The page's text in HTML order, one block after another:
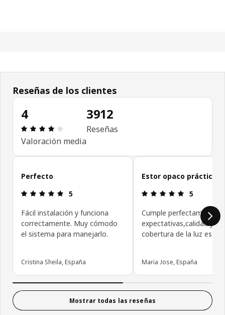
Reseñas de los clientes
4
Reseña: 4 de 5 estrellas. Revisiones totales: 3912
Valoración media
3912
Reseñas
Omitir las opiniones de los clientes
Perfecto
Reseña: 5 de 5 estrellas.
5
Fácil instalación y funciona
correctamente. Muy cómodo
el sistema para manejarlo.
Cristina Sheila, España
Estor opaco práctico
Reseña: 5
5
Cumple perfectamente
expectativas,calidad y
cobertura de la luz es
Maria Jose, España
Mostrar todas las reseñas